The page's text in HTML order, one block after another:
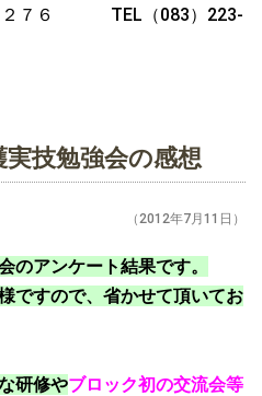
２７６ TEL（083）223-
技勉強会の感想
（2012年7月11日）
アンケート結果です。
ですので、省かせて頂いてお
研修やブロック初の交流会等